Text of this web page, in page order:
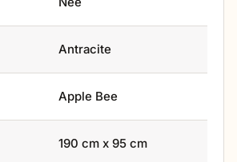
Antracite
Apple Bee
190 cm x 95 cm